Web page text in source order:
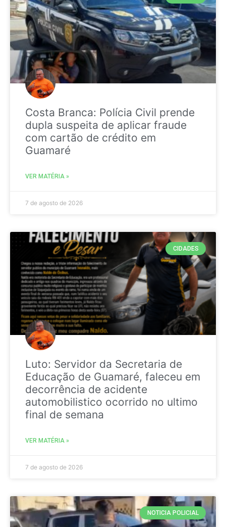
Costa Branca: Polícia Civil prende
dupla suspeita de aplicar fraude
com cartão de crédito em
Guamaré
VER MATÉRIA »
7 de agosto de 2026
CIDADES
Luto: Servidor da Secretaria de
Educação de Guamaré, faleceu em
decorrência de acidente
automobilistico ocorrido no ultimo
final de semana
VER MATÉRIA »
7 de agosto de 2026
NOTICIA POLICIAL